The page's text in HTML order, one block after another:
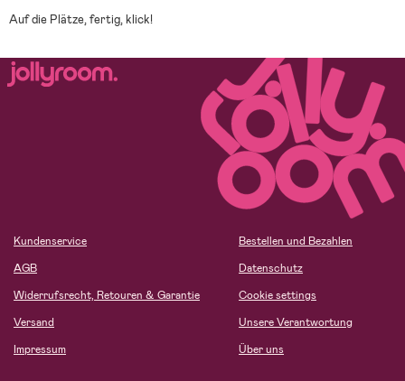
Auf die Plätze, fertig, klick!
Kundenservice
AGB
Widerrufsrecht, Retouren & Garantie
Versand
Impressum
Bestellen und Bezahlen
Datenschutz
Cookie settings
Unsere Verantwortung
Über uns